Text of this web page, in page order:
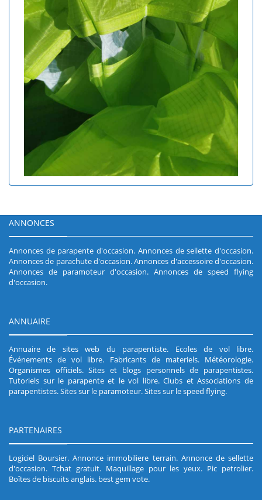
ANNONCES
Annonces de parapente d'occasion. Annonces de sellette d'occasion.
Annonces de parachute d'occasion.Annonces d'accessoire d'occasion.
Annonces de paramoteur d'occasion. Annonces de speed flying
d'occasion.
ANNUAIRE
Annuaire de sites web du parapentiste. Ecoles de vol libre.
Événements de vol libre. Fabricants de materiels. Météorologie.
Organismes officiels.Sites et blogs personnels de parapentistes.
Tutoriels sur le parapente et le vol libre.Clubs et Associations de
parapentistes.Sites sur le paramoteur.Sites sur le speed flying.
PARTENAIRES
Logiciel Boursier.Annonce immobiliere terrain. Annonce de sellette
d'occasion. Tchat gratuit. Maquillage pour les yeux. Pic petrolier.
Boîtes de biscuits anglais. best gem vote.